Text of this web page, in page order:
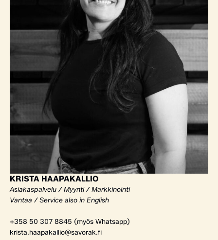
KRISTA HAAPAKALLIO
Asiakaspalvelu / Myynti / Markkinointi
Vantaa / Service also in English
+358 50 307 8845 (myös Whatsapp)
krista.haapakallio@savorak.fi